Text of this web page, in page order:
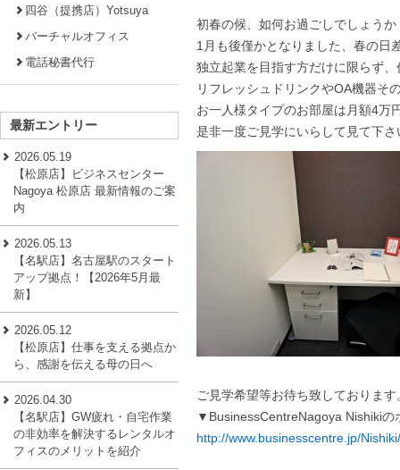
初春の候、如何お過ごしでしょうか
1月も後僅かとなりました、春の日
独立起業を目指す方だけに限らず
リフレッシュドリンクやOA機器そ
お一人様タイプのお部屋は月額4万
是非一度ご見学にいらして見て下さ
ご見学希望等お待ち致しております
▼BusinessCentreNagoya Nishiki
http://www.businesscentre.jp/Nishiki/
四谷（提携店）Yotsuya
バーチャルオフィス
電話秘書代行
最新エントリー
2026.05.19
【松原店】ビジネスセンター
Nagoya 松原店 最新情報のご案
内
2026.05.13
【名駅店】名古屋駅のスタート
アップ拠点！【2026年5月最
新】
2026.05.12
【松原店】仕事を支える拠点か
ら、感謝を伝える母の日へ
2026.04.30
【名駅店】GW疲れ・自宅作業
の非効率を解決するレンタルオ
フィスのメリットを紹介